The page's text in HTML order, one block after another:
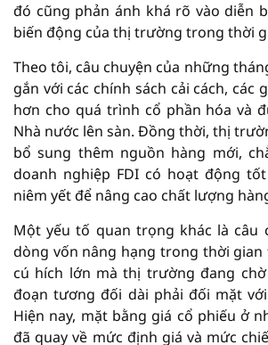
đó cũng phản ánh khá rõ vào diễn
biến động của thị trường trong thời
Theo tôi, câu chuyện của những
gắn với các chính sách cải cách, các
hơn cho quá trình cổ phần hóa và
Nhà nước lên sàn. Đồng thời, thị
bổ sung thêm nguồn hàng mới,
doanh nghiệp FDI có hoạt động
niêm yết để nâng cao chất lượng
Một yếu tố quan trọng khác là câu
dòng vốn nâng hạng trong thời gian
cú hích lớn mà thị trường đang
đoạn tương đối dài phải đối mặt
Hiện nay, mặt bằng giá cổ phiếu ở
đã quay về mức định giá và mức